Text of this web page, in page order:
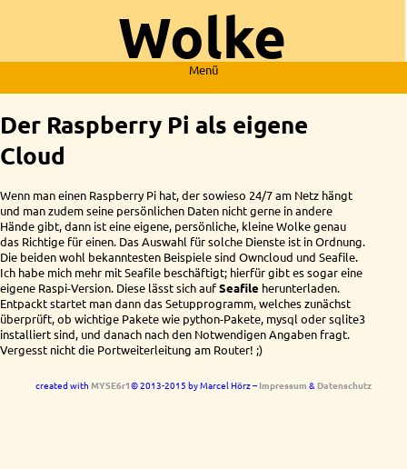
Wolke
Menü
Der Raspberry Pi als eigene
Cloud
Wenn man einen Raspberry Pi hat, der sowieso 24/7 am Netz hängt
und man zudem seine persönlichen Daten nicht gerne in andere
Hände gibt, dann ist eine eigene, persönliche, kleine Wolke genau
das Richtige für einen. Das Auswahl für solche Dienste ist in Ordnung.
Die beiden wohl bekanntesten Beispiele sind Owncloud und Seafile.
Ich habe mich mehr mit Seafile beschäftigt; hierfür gibt es sogar eine
eigene Raspi-Version. Diese lässt sich aufSeafile herunterladen.
Entpackt startet man dann das Setupprogramm, welches zunächst
überprüft, ob wichtige Pakete wie python-Pakete, mysql oder sqlite3
installiert sind, und danach nach den Notwendigen Angaben fragt.
Vergesst nicht die Portweiterleitung am Router! ;)
created with MYSE6r1© 2013-2015 by Marcel Hörz – Impressum & Datenschutz